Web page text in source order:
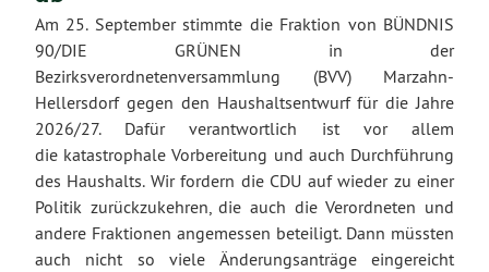
Am 25. September stimmte die Fraktion von BÜNDNIS
90/DIE GRÜNEN in der
Bezirksverordnetenversammlung (BVV) Marzahn-
Hellersdorf gegen den Haushaltsentwurf für die Jahre
2026/27. Dafür verantwortlich ist vor allem
die katastrophale Vorbereitung und auch Durchführung
des Haushalts. Wir fordern die CDU auf wieder zu einer
Politik zurückzukehren, die auch die Verordneten und
andere Fraktionen angemessen beteiligt. Dann müssten
auch nicht so viele Änderungsanträge eingereicht